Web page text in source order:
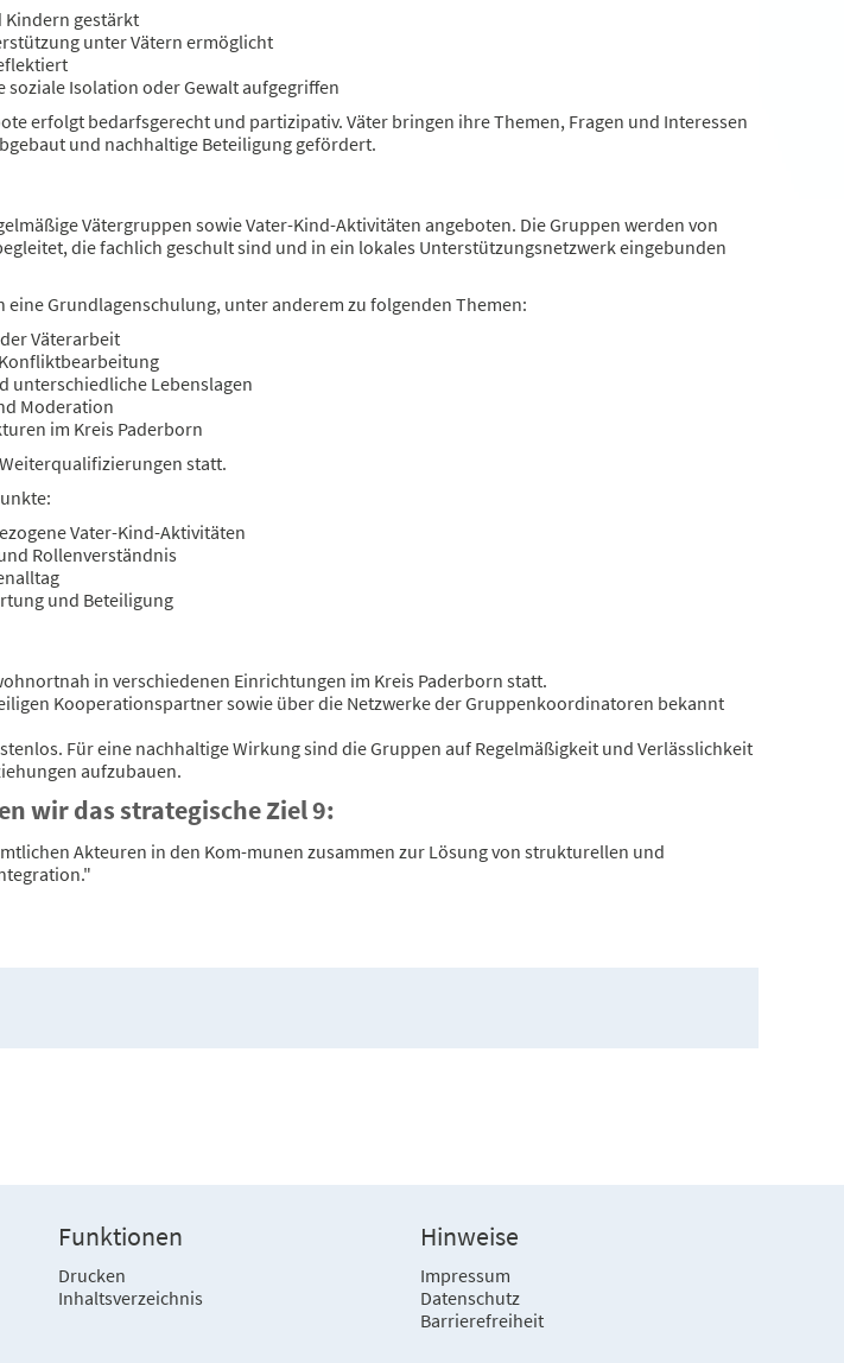
Kindern gestärkt
unter Vätern ermöglicht
Isolation oder Gewalt aufgegriffen
erfolgt bedarfsgerecht und partizipativ. Väter bringen ihre Themen, Fragen und Interessen
und nachhaltige Beteiligung gefördert.
Vätergruppen sowie Vater-Kind-Aktivitäten angeboten. Die Gruppen werden von
die fachlich geschult sind und in ein lokales Unterstützungsnetzwerk eingebunden
Grundlagenschulung, unter anderem zu folgenden Themen:
Väterarbeit
unterschiedliche Lebenslagen
Moderation
im Kreis Paderborn
statt.
Vater-Kind-Aktivitäten
Rollenverständnis
und Beteiligung
in verschiedenen Einrichtungen im Kreis Paderborn statt.
Kooperationspartner sowie über die Netzwerke der Gruppenkoordinatoren bekannt
Für eine nachhaltige Wirkung sind die Gruppen auf Regelmäßigkeit und Verlässlichkeit
aufzubauen.
wir das strategische Ziel 9:
Akteuren in den Kom-munen zusammen zur Lösung von strukturellen und
Funktionen
Drucken
Inhaltsverzeichnis
Hinweise
Impressum
Datenschutz
Barrierefreiheit